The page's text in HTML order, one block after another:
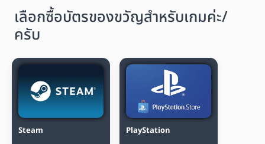
เลือกซื้อบัตรของขวัญสำหรับเกมค่ะ/
ครับ
Steam PlayStation